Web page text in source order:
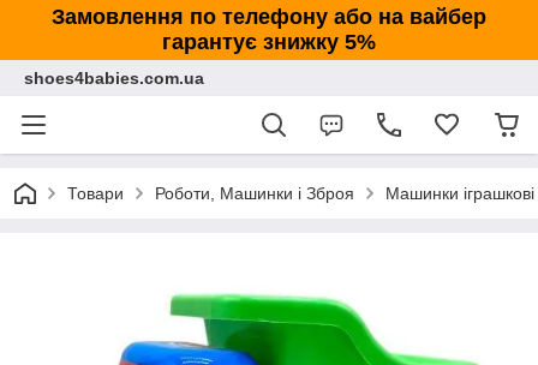
Замовлення по телефону або на вайбер
гарантує знижку 5%
shoes4babies.com.ua
Товари Роботи, Машинки і Зброя Машинки іграшкові